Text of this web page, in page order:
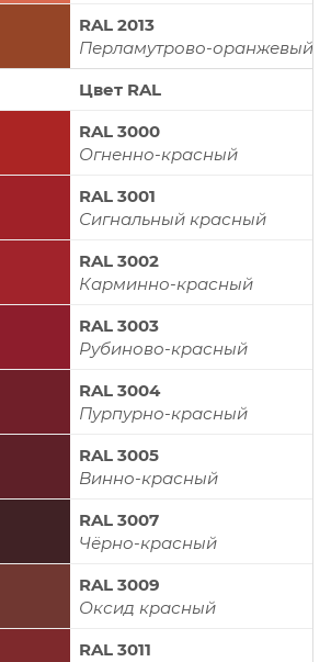
RAL 2013
Перламутрово-оранжевый
Цвет RAL
RAL 3000
Огненно-красный
RAL 3001
Сигнальный красный
RAL 3002
Карминно-красный
RAL 3003
Рубиново-красный
RAL 3004
Пурпурно-красный
RAL 3005
Винно-красный
RAL 3007
Чёрно-красный
RAL 3009
Оксид красный
RAL 3011